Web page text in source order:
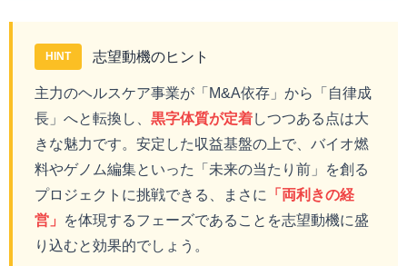
HINT 志望動機のヒント
主力のヘルスケア事業が「M&A依存」から「自律成
長」へと転換し、 黒字体質が定着しつつある点は大
きな魅力です。安定した収益基盤の上で、バイオ燃
料やゲノム編集といった「未来の当たり前」を創る
プロジェクトに挑戦できる、まさに
「両利きの経
営」
を体現するフェーズであることを志望動機に盛
り込むと効果的でしょう。